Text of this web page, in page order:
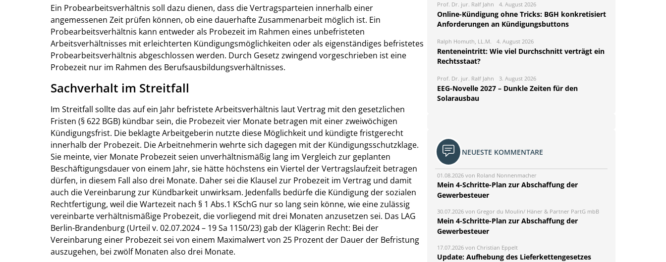
Ein Probearbeitsverhältnis soll dazu dienen, dass die Vertragsparteien innerhalb einer
angemessenen Zeit prüfen können, ob eine dauerhafte Zusammenarbeit möglich ist. Ein
Probearbeitsverhältnis kann entweder als Probezeit im Rahmen eines unbefristeten
Arbeitsverhältnisses mit erleichterten Kündigungsmöglichkeiten oder als eigenständiges befristetes
Probearbeitsverhältnis abgeschlossen werden. Durch Gesetz zwingend vorgeschrieben ist eine
Probezeit nur im Rahmen des Berufsausbildungsverhältnisses.
Sachverhalt im Streitfall
Im Streitfall sollte das auf ein Jahr befristete Arbeitsverhältnis laut Vertrag mit den gesetzlichen
Fristen (§ 622 BGB) kündbar sein, die Probezeit vier Monate betragen mit einer zweiwöchigen
Kündigungsfrist. Die beklagte Arbeitgeberin nutzte diese Möglichkeit und kündigte fristgerecht
innerhalb der Probezeit. Die Arbeitnehmerin wehrte sich dagegen mit der Kündigungsschutzklage.
Sie meinte, vier Monate Probezeit seien unverhältnismäßig lang im Vergleich zur geplanten
Beschäftigungsdauer von einem Jahr, sie hätte höchstens ein Viertel der Vertragslaufzeit betragen
dürfen, in diesem Fall also drei Monate. Daher sei die Klausel zur Probezeit im Vertrag und damit
auch die Vereinbarung zur Kündbarkeit unwirksam. Jedenfalls bedürfe die Kündigung der sozialen
Rechtfertigung, weil die Wartezeit nach § 1 Abs.1 KSchG nur so lang sein könne, wie eine zulässig
vereinbarte verhältnismäßige Probezeit, die vorliegend mit drei Monaten anzusetzen sei. Das LAG
Berlin-Brandenburg (Urteil v. 02.07.2024 – 19 Sa 1150/23) gab der Klägerin Recht: Bei der
Vereinbarung einer Probezeit sei von einem Maximalwert von 25 Prozent der Dauer der Befristung
auszugehen, bei zwölf Monaten also drei Monate.
Prof. Dr. jur. Ralf Jahn 4. August 2026
Online-Kündigung ohne Tricks: BGH konkretisiert
Anforderungen an Kündigungsbuttons
Ralph Homuth, LL.M. 4. August 2026
Renteneintritt: Wie viel Durchschnitt verträgt ein
Rechtsstaat?
Prof. Dr. jur. Ralf Jahn 3. August 2026
EEG-Novelle 2027 – Dunkle Zeiten für den
Solarausbau
NEUESTE KOMMENTARE
01.08.2026 von Roland Nonnenmacher
Mein 4-Schritte-Plan zur Abschaffung der
Gewerbesteuer
30.07.2026 von Gregor du Moulin/ Häner & Partner PartG mbB
Mein 4-Schritte-Plan zur Abschaffung der
Gewerbesteuer
17.07.2026 von Christian Eppelt
Update: Aufhebung des Lieferkettengesetzes